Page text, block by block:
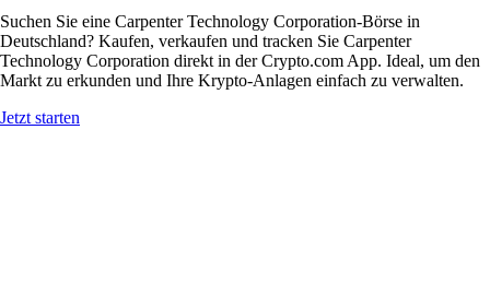
Suchen Sie eine Carpenter Technology Corporation-Börse in
Deutschland? Kaufen, verkaufen und tracken Sie Carpenter
Technology Corporation direkt in der Crypto.com App. Ideal, um den
Markt zu erkunden und Ihre Krypto-Anlagen einfach zu verwalten.
Jetzt starten